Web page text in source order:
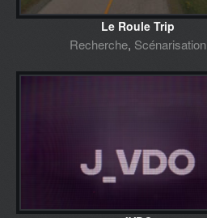
Le Roule Trip
Recherche, Scénarisation